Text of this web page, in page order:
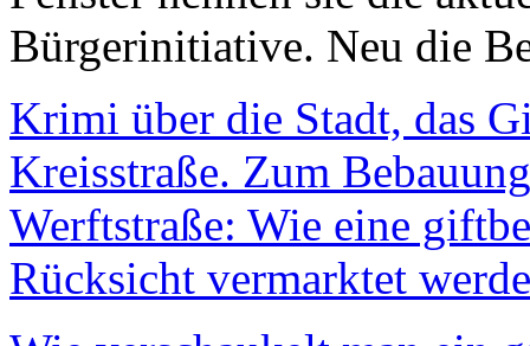
Bürgerinitiative. Neu die
Krimi über die Stadt, das
Kreisstraße. Zum
Werftstraße: Wie eine
Rücksicht vermarktet